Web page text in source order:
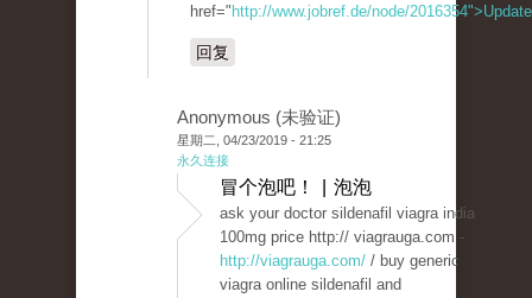
href=" http://www.jobref.de/node/2016354">Update
回复
Anonymous (未验证)
星期二, 04/23/2019 - 21:25
永久连接
冒个泡吧！ | 泡泡
ask your doctor sildenafil viagra india
100mg price http:// viagrauga.com -
http://viagrauga.com/ / buy generic
viagra online sildenafil and